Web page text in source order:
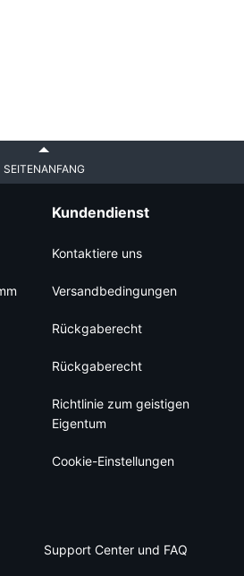
SEITENANFANG
Kundendienst
Kontaktiere uns
Versandbedingungen
Rückgaberecht
Rückgaberecht
Richtlinie zum geistigen
Eigentum
Cookie-Einstellungen
Support Center und FAQ